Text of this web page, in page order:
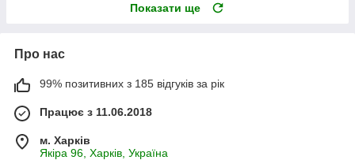
Показати ще
Про нас
99% позитивних з 185 відгуків за рік
Працює з 11.06.2018
м. Харків
Якіра 96, Харків, Україна